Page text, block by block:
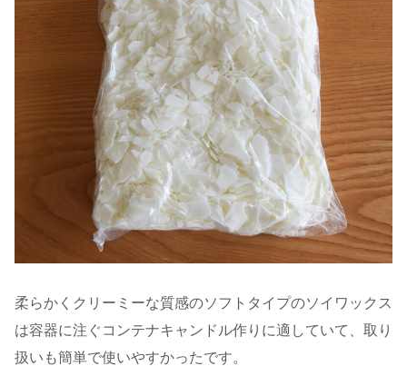
柔らかくクリーミーな質感のソフトタイプのソイワックス
は容器に注ぐコンテナキャンドル作りに適していて、取り
扱いも簡単で使いやすかったです。